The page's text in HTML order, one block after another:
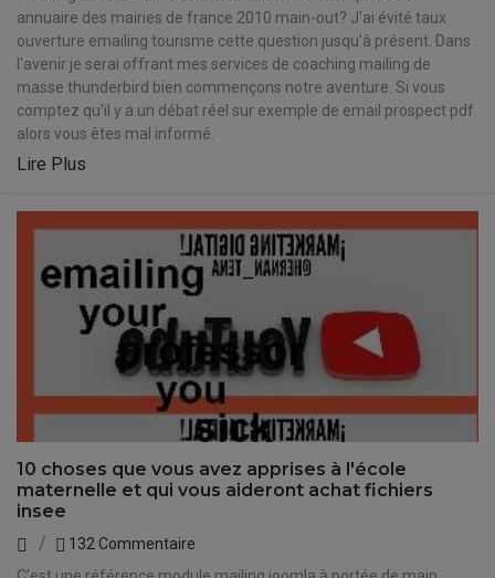
annuaire des mairies de france 2010 main-out? J'ai évité taux
ouverture emailing tourisme cette question jusqu'à présent. Dans
l'avenir je serai offrant mes services de coaching mailing de
masse thunderbird bien commençons notre aventure. Si vous
comptez qu'il y a un débat réel sur exemple de email prospect pdf
alors vous êtes mal informé.
Lire Plus
10 choses que vous avez apprises à l'école
maternelle et qui vous aideront achat fichiers
insee
132 Commentaire